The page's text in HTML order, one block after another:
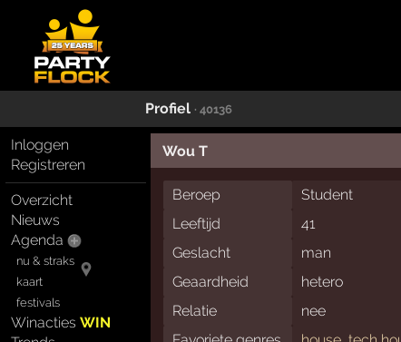
Profiel · 40136
Inloggen
Registreren
Overzicht
Nieuws
Agenda
nu & straks
kaart
festivals
WinactiesWIN
Wou T
Beroep
Student
Leeftijd
41
Geslacht
man
Geaardheid
hetero
Relatie
nee